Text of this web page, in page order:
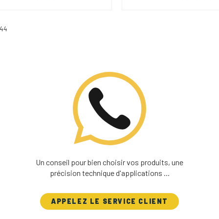
Un conseil pour bien choisir vos produits, une
précision technique d'applications ...
APPELEZ LE SERVICE CLIENT